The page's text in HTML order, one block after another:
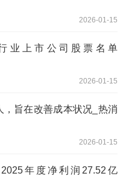
2026-01-15
业上市公司股票名单
2026-01-15
旨在改善成本状况_热消
2026-01-15
年度净利润27.52亿